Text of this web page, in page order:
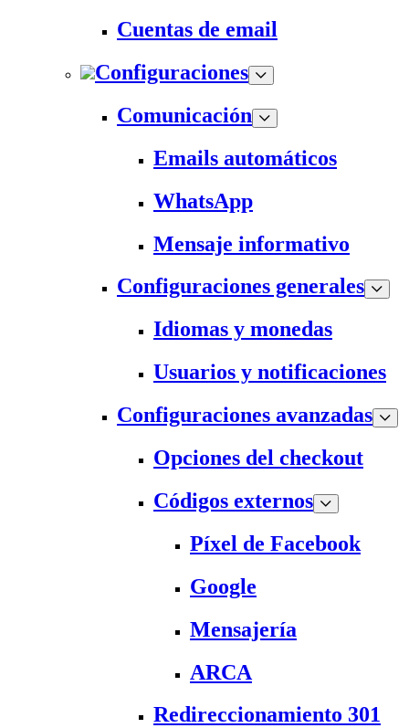
Cuentas de email
Configuraciones
Comunicación
Emails automáticos
WhatsApp
Mensaje informativo
Configuraciones generales
Idiomas y monedas
Usuarios y notificaciones
Configuraciones avanzadas
Opciones del checkout
Códigos externos
Píxel de Facebook
Google
Mensajería
ARCA
Redireccionamiento 301